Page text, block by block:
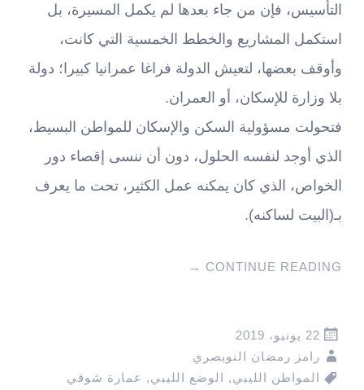
التأسيس، فإن من جاء بعدها لم يكمل المسيرة، بل
استكمل المشاريع والخطط الخمسية التي كانت،
وأوقف بعضها، لتعيش الدولة فراغا عمرانيا كبيرا؛ دولة
بلا وزارة للإسكان، أو العمران.
فتحولت مسؤولية السكن والإسكان للمواطن البسيط،
الذي أوجد لنفسه الحلول، دون أن ننسى إقصاء دور
الخواص، الذي كان يمكنه عمل الكثير، تحت ما يعرف
بـ(البيت لساكنه).
CONTINUE READING
→
22 يونيو، 2019
رامز رمضان النويصري
المواطن الليبي, الوضع الليبي, عمارة شوقي